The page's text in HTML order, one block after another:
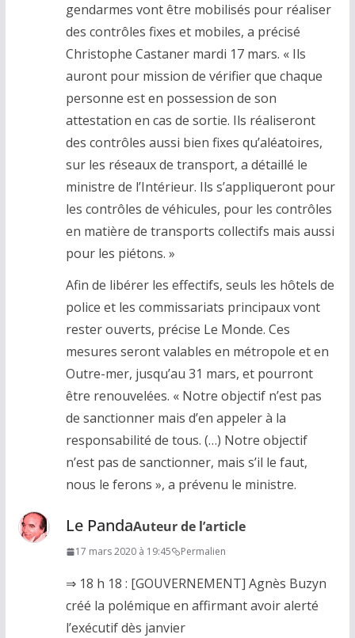
gendarmes vont être mobilisés pour réaliser
des contrôles fixes et mobiles, a précisé
Christophe Castaner mardi 17 mars. « Ils
auront pour mission de vérifier que chaque
personne est en possession de son
attestation en cas de sortie. Ils réaliseront
des contrôles aussi bien fixes qu’aléatoires,
sur les réseaux de transport, a détaillé le
ministre de l’Intérieur. Ils s’appliqueront pour
les contrôles de véhicules, pour les contrôles
en matière de transports collectifs mais aussi
pour les piétons. »
Afin de libérer les effectifs, seuls les hôtels de
police et les commissariats principaux vont
rester ouverts, précise Le Monde. Ces
mesures seront valables en métropole et en
Outre-mer, jusqu’au 31 mars, et pourront
être renouvelées. « Notre objectif n’est pas
de sanctionner mais d’en appeler à la
responsabilité de tous. (…) Notre objectif
n’est pas de sanctionner, mais s’il le faut,
nous le ferons », a prévenu le ministre.
Le PandaAuteur de l’article
17 mars 2020 à 19:45 Permalien
⇒ 18 h 18 : [GOUVERNEMENT] Agnès Buzyn
créé la polémique en affirmant avoir alerté
l’exécutif dès janvier